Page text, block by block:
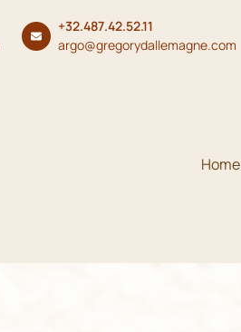
+32.487.42.52.11
argo@gregorydallemagne.com
Home